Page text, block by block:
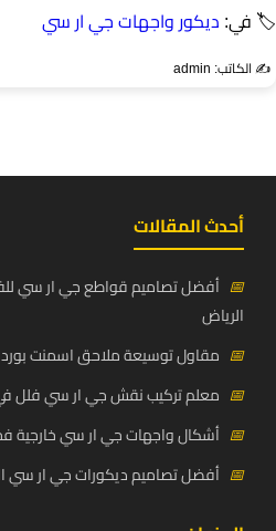
🏷 في: ديكور واجهات جي ار سي
✍️ الكاتب: admin
أحدث المقالات
📅 أفضل تصاميم قواطع جي ار سي
الرياض
📅 مقاول توسيعة ملاحق اسمنت بورد
📅 معلم تركيب نقش جي ار سي فلل
📅 أشكال واجهات جي ار سي خارجية
📅 أفضل تصاميم ديكورات جي ار سي